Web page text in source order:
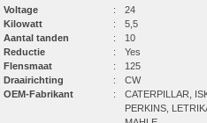
Voltage :
24
Kilowatt
:
5,5
Aantal tanden
:
10
Reductie
:
Yes
Flensmaat
:
125
Draairichting
:
CW
OEM-Fabrikant
:
CATERPILLAR,
PERKINS,